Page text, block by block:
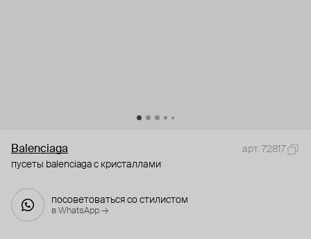
Balenciaga
арт. 72817
пусеты balenciaga с кристаллами
посоветоваться со стилистом
в WhatsApp →